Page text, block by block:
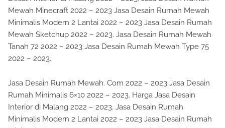
Mewah Minecraft 2022 – 2023 Jasa Desain Rumah Mewah
Minimalis Modern 2 Lantai 2022 – 2023 Jasa Desain Rumah
Mewah Sketchup 2022 – 2023. Jasa Desain Rumah Mewah
Tanah 72 2022 – 2023 Jasa Desain Rumah Mewah Type 75
2022 – 2023.
Jasa Desain Rumah Mewah. Com 2022 – 2023 Jasa Desain
Rumah Minimalis 6×10 2022 – 2023. Harga Jasa Desain
Interior di Malang 2022 – 2023. Jasa Desain Rumah
Minimalis Modern 2 Lantai 2022 – 2023 Jasa Desain Rumah